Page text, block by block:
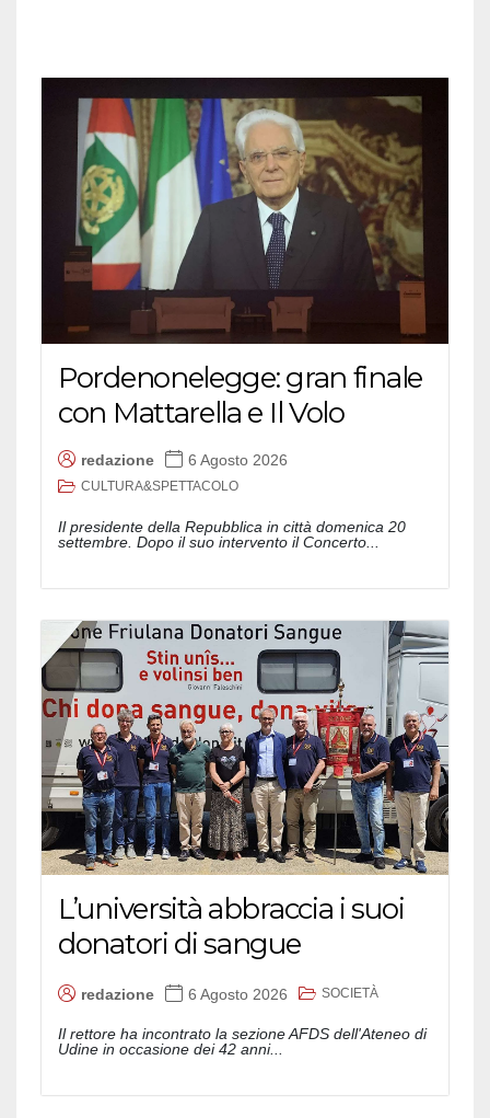
Pordenonelegge: gran finale
con Mattarella e Il Volo
redazione 6 Agosto 2026
CULTURA&SPETTACOLO
Il presidente della Repubblica in città domenica 20
settembre. Dopo il suo intervento il Concerto...
L’università abbraccia i suoi
donatori di sangue
redazione 6 Agosto 2026 SOCIETÀ
Il rettore ha incontrato la sezione AFDS dell'Ateneo di
Udine in occasione dei 42 anni...